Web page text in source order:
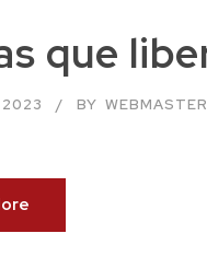
que
2023 BY WEBMASTER